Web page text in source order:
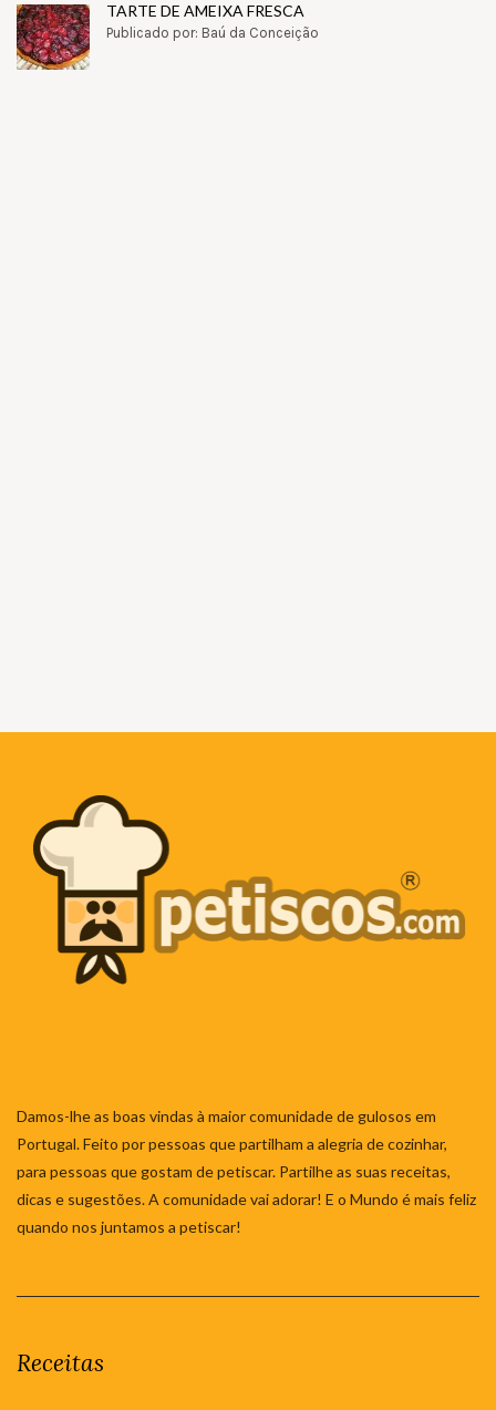
TARTE DE AMEIXA FRESCA
Publicado por: Baú da Conceição
Damos-lhe as boas vindas à maior comunidade de gulosos em
Portugal. Feito por pessoas que partilham a alegria de cozinhar,
para pessoas que gostam de petiscar. Partilhe as suas receitas,
dicas e sugestões. A comunidade vai adorar! E o Mundo é mais feliz
quando nos juntamos a petiscar!
Receitas